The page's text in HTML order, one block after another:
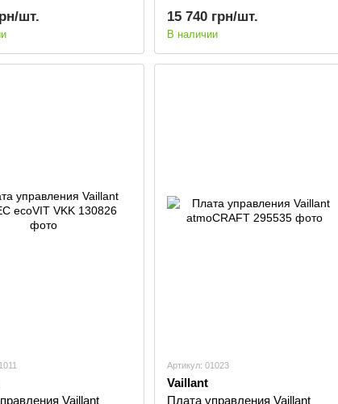
шт. 15 740 грн/шт.
В наличии
Vaillant
Артикул: 01023
Vaillant
Плата управления Vaillant